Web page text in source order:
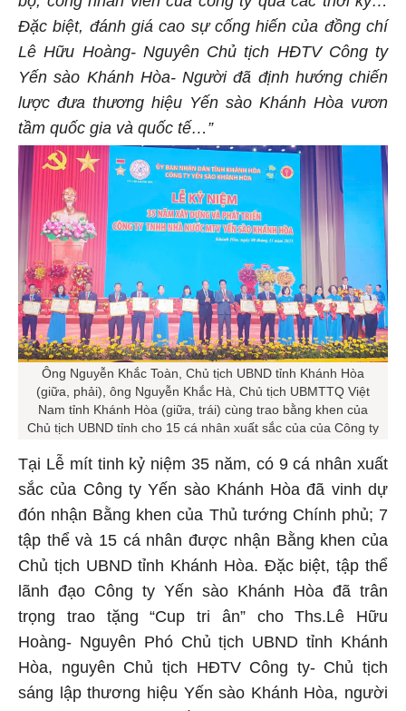
bộ, công nhân viên của công ty qua các thời kỳ…
Đặc biệt, đánh giá cao sự cống hiến của đồng chí
Lê Hữu Hoàng- Nguyên Chủ tịch HĐTV Công ty
Yến sào Khánh Hòa- Người đã định hướng chiến
lược đưa thương hiệu Yến sào Khánh Hòa vươn
tầm quốc gia và quốc tế…”
Ông Nguyễn Khắc Toàn, Chủ tịch UBND tỉnh Khánh Hòa
(giữa, phải), ông Nguyễn Khắc Hà, Chủ tịch UBMTTQ Việt
Nam tỉnh Khánh Hòa (giữa, trái) cùng trao bằng khen của
Chủ tịch UBND tỉnh cho 15 cá nhân xuất sắc của của Công ty
Tại Lễ mít tinh kỷ niệm 35 năm, có 9 cá nhân xuất
sắc của Công ty Yến sào Khánh Hòa đã vinh dự
đón nhận Bằng khen của Thủ tướng Chính phủ; 7
tập thể và 15 cá nhân được nhận Bằng khen của
Chủ tịch UBND tỉnh Khánh Hòa. Đặc biệt, tập thể
lãnh đạo Công ty Yến sào Khánh Hòa đã trân
trọng trao tặng “Cup tri ân” cho Ths.Lê Hữu
Hoàng- Nguyên Phó Chủ tịch UBND tỉnh Khánh
Hòa, nguyên Chủ tịch HĐTV Công ty- Chủ tịch
sáng lập thương hiệu Yến sào Khánh Hòa, người